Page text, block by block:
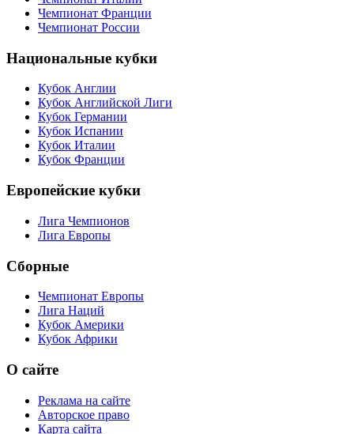
Чемпионат Франции
Чемпионат России
Национальные кубки
Кубок Англии
Кубок Английской Лиги
Кубок Германии
Кубок Испании
Кубок Италии
Кубок Франции
Европейские кубки
Лига Чемпионов
Лига Европы
Сборные
Чемпионат Европы
Лига Наций
Кубок Америки
Кубок Африки
О сайте
Реклама на сайте
Авторское право
Карта сайта